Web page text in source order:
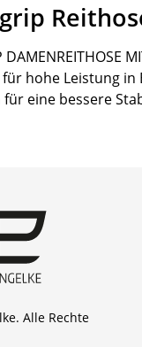
hohe Leistung in
für eine bessere
Alle Rechte